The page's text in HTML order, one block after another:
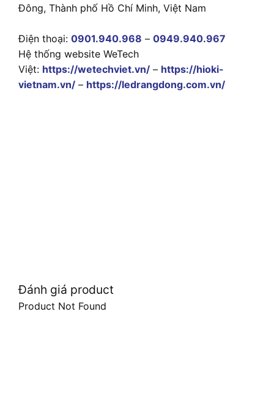
Đông, Thành phố Hồ Chí Minh, Việt Nam
Điện thoại: 0901.940.968 – 0949.940.967
Hệ thống website WeTech
Việt: https://wetechviet.vn/ – https://hioki-
vietnam.vn/ – https://ledrangdong.com.vn/
Đánh giá product
Product Not Found